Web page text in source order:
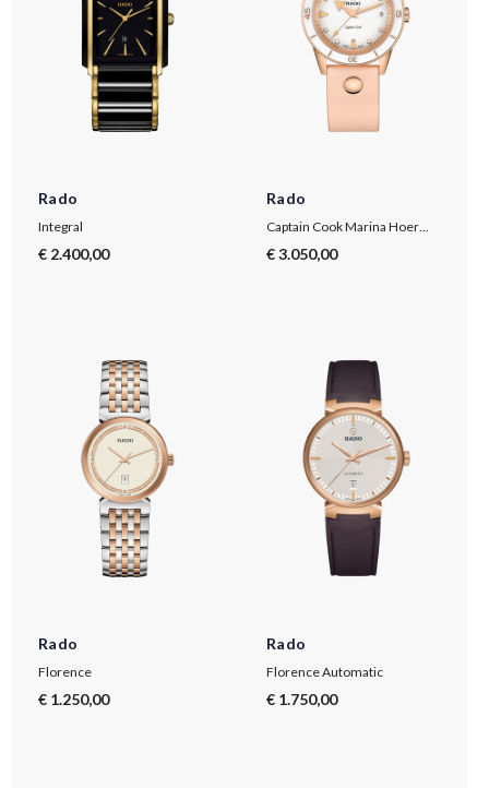
Rado
Integral
€ 2.400,00
Rado
€ 3.050,00
Rado
Florence
€ 1.250,00
Rado
Florence Automatic
€ 1.750,00